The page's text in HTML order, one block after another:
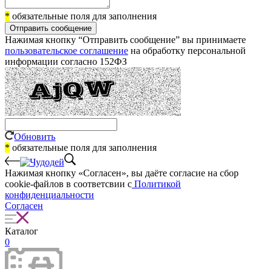
* обязательные поля для заполнения
Отправить сообщение
Нажимая кнопку “Отправить сообщение” вы принимаете
пользовательское соглашение на обработку персональной
информации согласно 152ФЗ
Обновить
* обязательные поля для заполнения
Нажимая кнопку «Согласен», вы даёте cогласие на сбор
cookie-файлов в соответсвии с Политикой
конфиденциальности
Согласен
Каталог
0